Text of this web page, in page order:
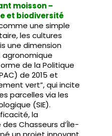
moisson –
et biodiversité
une simple
les cultures
une dimension
de la Politique
de 2015 et
vert”, qui incite
parcelles via les
(SIE).
la
Chasseurs d’Île-